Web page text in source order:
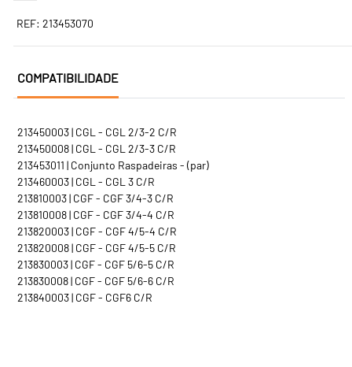
REF: 213453070
COMPATIBILIDADE
213450003 | CGL - CGL 2/3-2 C/R
213450008 | CGL - CGL 2/3-3 C/R
213453011 | Conjunto Raspadeiras - (par)
213460003 | CGL - CGL 3 C/R
213810003 | CGF - CGF 3/4-3 C/R
213810008 | CGF - CGF 3/4-4 C/R
213820003 | CGF - CGF 4/5-4 C/R
213820008 | CGF - CGF 4/5-5 C/R
213830003 | CGF - CGF 5/6-5 C/R
213830008 | CGF - CGF 5/6-6 C/R
213840003 | CGF - CGF6 C/R